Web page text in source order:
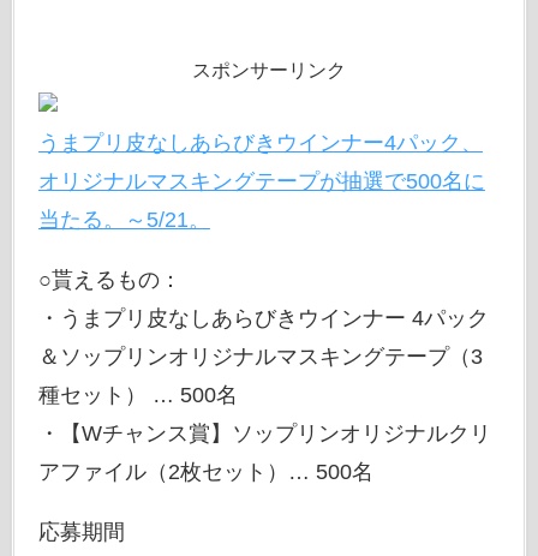
スポンサーリンク
うまプリ皮なしあらびきウインナー4パック、
オリジナルマスキングテープが抽選で500名に
当たる。～5/21。
○貰えるもの：
・うまプリ皮なしあらびきウインナー 4パック
＆ソップリンオリジナルマスキングテープ（3
種セット） … 500名
・【Wチャンス賞】ソップリンオリジナルクリ
アファイル（2枚セット）… 500名
応募期間